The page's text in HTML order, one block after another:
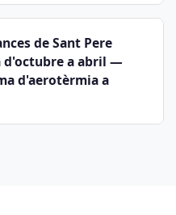
de Sant Pere
d'octubre a abril —
d'aerotèrmia a